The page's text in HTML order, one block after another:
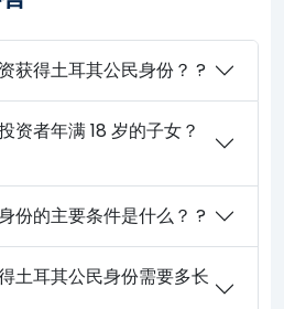
获得土耳其公民身份？ ?
资者年满 18 岁的子女？
份的主要条件是什么？ ?
土耳其公民身份需要多长